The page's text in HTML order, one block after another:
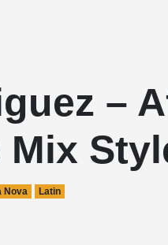
–
Nova Latin